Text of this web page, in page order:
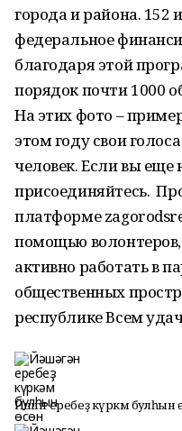
города и района. 152
федеральное
благодаря этой
порядок почти 1000
На этих фото –
этом году свои
человек. Если вы еще
присоединяйтесь.
платформе
помощью
активно работать в
общественных
республике Всем
Йәшәгән еребеҙ күркәм булһын